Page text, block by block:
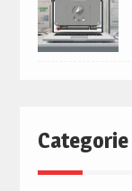
Categorie